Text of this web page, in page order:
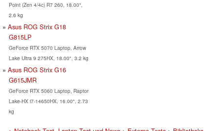
Point (Zen 4/4c) R7 260, 18.00",
2.6 kg
Asus ROG Strix G18
G815LP
GeForce RTX 5070 Laptop, Arrow
Lake Ultra 9 275HX, 18.00", 3.2 kg
Asus ROG Strix G16
G615JMR
GeForce RTX 5060 Laptop, Raptor
Lake-HX i7-14650HX, 16.00", 2.73
kg